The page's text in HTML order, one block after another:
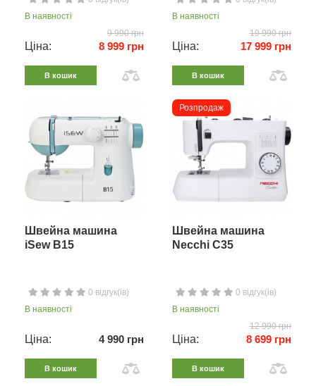
В наявності
9 990 грн
Ціна: 8 999 грн
В кошик
В наявності
19 990 грн
Ціна: 17 999 грн
В кошик
Швейна машина
iSew B15
0 відгук(ів)
В наявності
Ціна: 4 990 грн
В кошик
Розпродаж
Швейна машина
Necchi C35
0 відгук(ів)
В наявності
12 990 грн
Ціна: 8 699 грн
В кошик